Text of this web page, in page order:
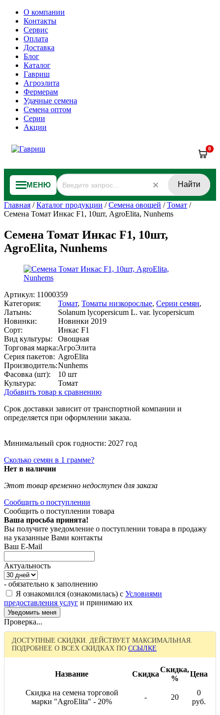
О компании
Контакты
Сервис
Оплата
Доставка
Блог
Каталог
Гавриш
Агроэлита
Фермерам
Удачные семена
Семена оптом
Серии
Акции
0
МЕНЮ Найти
Главная /Каталог продукции /Семена овощей /Томат /
Семена Томат Инкас F1, 10шт, AgroElita, Nunhems
Семена Томат Инкас F1, 10шт,
AgroElita, Nunhems
Артикул: 11000359
Категория:
Томат, Томаты низкорослые, Серии семян,
Латынь:
Solanum lycopersicum L. var. lycopersicum
Новинки:
Новинки 2019
Сорт:
Инкас F1
Вид культуры:
Овощная
Торговая марка:АгроЭлита
Серия пакетов: AgroElita
Производитель:Nunhems
Фасовка (шт):
10 шт
Культура:
Томат
Добавить товар к сравнению
Срок доставки зависит от транспортной компании и
определяется при оформлении заказа.
Минимальный срок годности: 2027 год
Сколько семян в 1 грамме?
Нет в наличии
Этот товар временно недоступен для заказа
Сообщить о поступлении
Сообщить о поступлении товара
Ваша просьба принята!
Вы получите уведомление о поступлении товара в продажу
на указанные Вами контакты
Ваш E-Mail
Актуальность
- обязательно к заполнению
Я ознакомился (ознакомилась) с Условиями
предоставления услуг и принимаю их
Проверка...
ДОСТУПНЫЕ СКИДКИ. ДЕЙСТВУЕТ МАКСИМАЛЬНАЯ.
ПОДРОБНЕЕ О ВСЕХ СКИДКАХ ПО ССЫЛКЕ
Название Скидка
Скидка,
%
Цена
Скидка на семена торговой
марки "AgroElita" - 20%
- 20
0
руб.